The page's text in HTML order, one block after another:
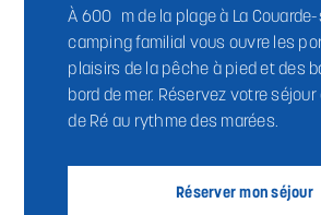
À 600 m de la plage à La
camping familial vous ouvre les
plaisirs de la pêche à pied et des
bord de mer. Réservez votre séjour
de Ré au rythme des marées.
Réserver mon séjour